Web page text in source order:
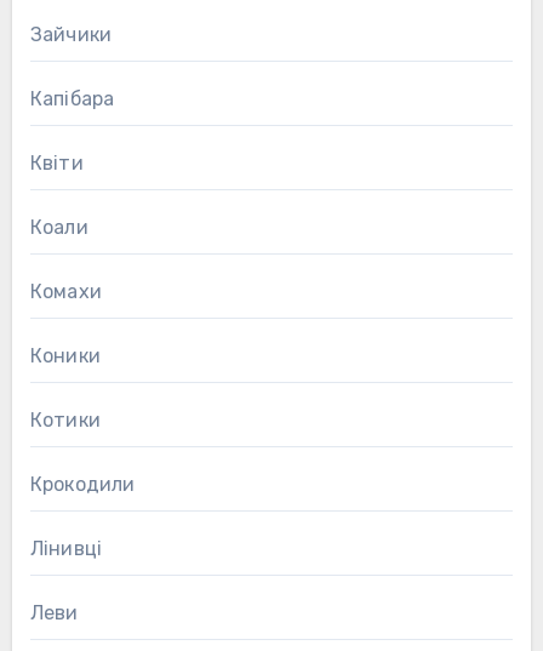
Зайчики
Капібара
Квіти
Коали
Комахи
Коники
Котики
Крокодили
Лінивці
Леви